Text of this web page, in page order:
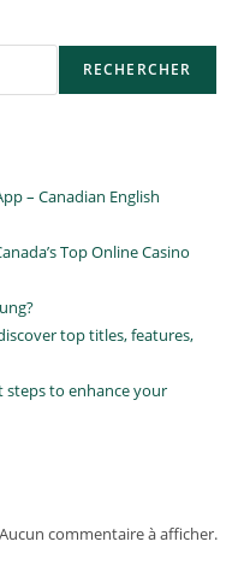
RECHERCHER
– Canadian English
Top Online Casino
top titles, features,
steps to enhance your
Aucun commentaire à afficher.